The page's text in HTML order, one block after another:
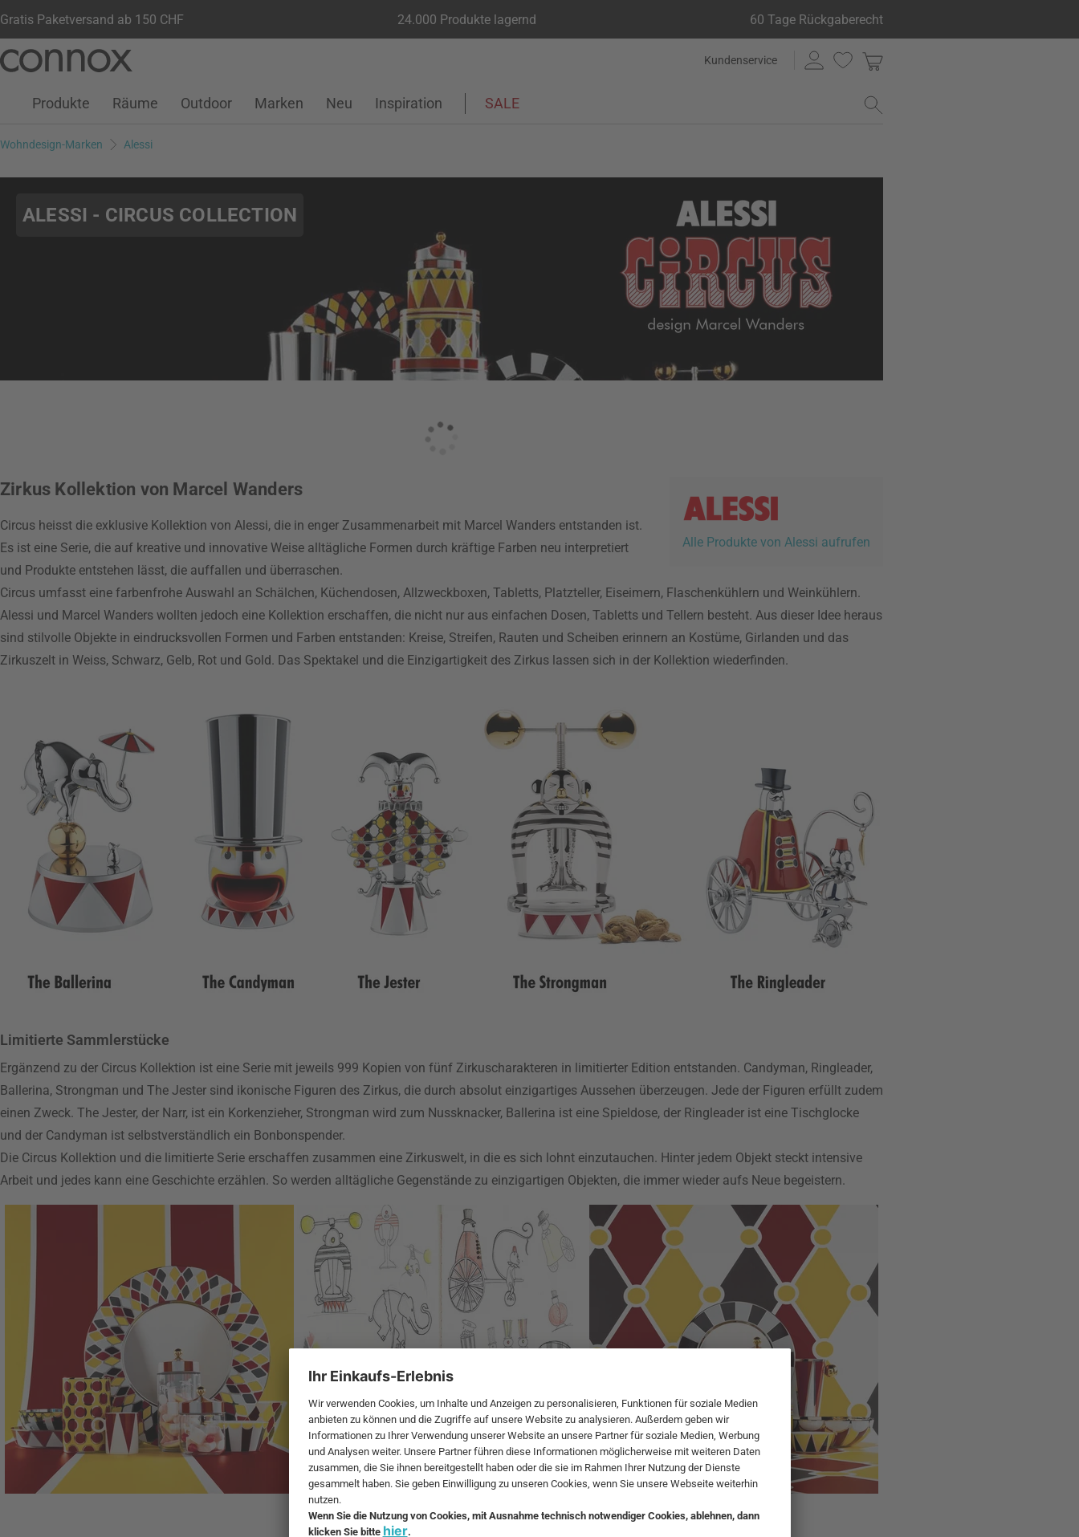
Gratis Paketversand ab 150 CHF 24.000 Produkte lagernd 60 Tage Rückgaberecht
Seiteninhalt
Suchfeld
Kundenservice
Kundenkonto
Wunschliste
Warenkorb
Produkte Räume Outdoor Marken Neu Inspiration SALE
Wohndesign-Marken Alessi
ALESSI - CIRCUS COLLECTION
Alle Produkte von Alessi aufrufen
Zirkus Kollektion von Marcel Wanders
Circus heisst die exklusive Kollektion von Alessi, die in enger Zusammenarbeit mit Marcel Wanders entstanden ist.
Es ist eine Serie, die auf kreative und innovative Weise alltägliche Formen durch kräftige Farben neu interpretiert
und Produkte entstehen lässt, die auffallen und überraschen.
Circus umfasst eine farbenfrohe Auswahl an Schälchen, Küchendosen, Allzweckboxen, Tabletts, Platzteller, Eiseimern, Flaschenkühlern und Weinkühlern.
Alessi und Marcel Wanders wollten jedoch eine Kollektion erschaffen, die nicht nur aus einfachen Dosen, Tabletts und Tellern besteht. Aus dieser Idee heraus
sind stilvolle Objekte in eindrucksvollen Formen und Farben entstanden: Kreise, Streifen, Rauten und Scheiben erinnern an Kostüme, Girlanden und das
Zirkuszelt in Weiss, Schwarz, Gelb, Rot und Gold. Das Spektakel und die Einzigartigkeit des Zirkus lassen sich in der Kollektion wiederfinden.
Limitierte Sammlerstücke
Ergänzend zu der Circus Kollektion ist eine Serie mit jeweils 999 Kopien von fünf Zirkuscharakteren in limitierter Edition entstanden. Candyman, Ringleader,
Ballerina, Strongman und The Jester sind ikonische Figuren des Zirkus, die durch absolut einzigartiges Aussehen überzeugen. Jede der Figuren erfüllt zudem
einen Zweck. The Jester, der Narr, ist ein Korkenzieher, Strongman wird zum Nussknacker, Ballerina ist eine Spieldose, der Ringleader ist eine Tischglocke
und der Candyman ist selbstverständlich ein Bonbonspender.
Die Circus Kollektion und die limitierte Serie erschaffen zusammen eine Zirkuswelt, in die es sich lohnt einzutauchen. Hinter jedem Objekt steckt intensive
Arbeit und jedes kann eine Geschichte erzählen. So werden alltägliche Gegenstände zu einzigartigen Objekten, die immer wieder aufs Neue begeistern.